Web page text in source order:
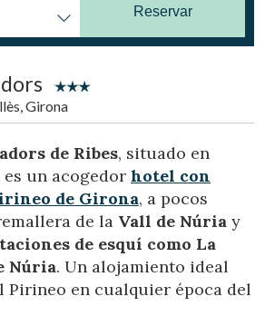
ES EN
Reservar
Girona
de Ribes, situado en
es un acogedor hotel con
de Girona, a pocos
de la Vall de Núria y
de esquí como La
Núria. Un alojamiento ideal
Pirineo en cualquier época del